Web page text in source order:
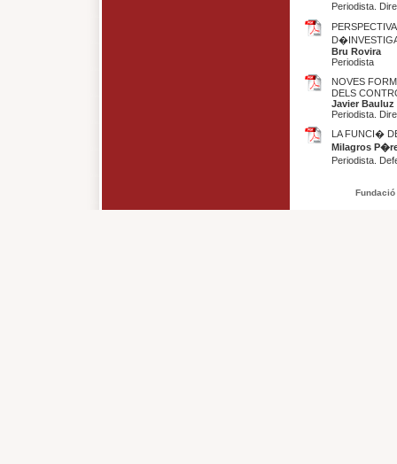
Periodista.
Bru Rovira
Periodista
NOVES
DELS
Javier Bauluz
Periodista.
LA FUNCI�
Milagros
Periodista.